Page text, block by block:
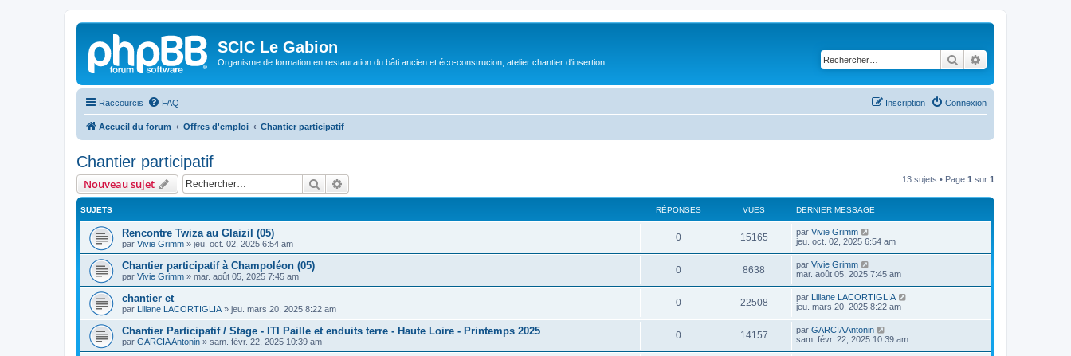
SCIC Le Gabion
Organisme de formation en restauration du bâti ancien et éco-construcion, atelier chantier d'insertion Rechercher
Raccourcis FAQ Connexion
Inscription
Accueil du forum Offres d'emploi Chantier participatif
Chantier participatif
Nouveau sujet Rechercher 13 sujets • Page 1 sur 1
SUJETS RÉPONSES VUES DERNIER MESSAGE
Rencontre Twiza au Glaizil (05)
par Vivie Grimm » jeu. oct. 02, 2025 6:54 am
0 15165 par Vivie Grimm
jeu. oct. 02, 2025 6:54 am
Chantier participatif à Champoléon (05)
par Vivie Grimm » mar. août 05, 2025 7:45 am
0 8638 par Vivie Grimm
mar. août 05, 2025 7:45 am
chantier et
par Liliane LACORTIGLIA » jeu. mars 20, 2025 8:22 am
0 22508 par Liliane LACORTIGLIA
jeu. mars 20, 2025 8:22 am
Chantier Participatif / Stage - ITI Paille et enduits terre - Haute Loire - Printemps 2025
par GARCIA Antonin » sam. févr. 22, 2025 10:39 am
0 14157 par GARCIA Antonin
sam. févr. 22, 2025 10:39 am